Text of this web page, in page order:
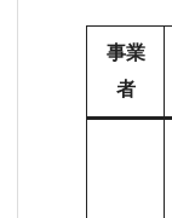
事業
者